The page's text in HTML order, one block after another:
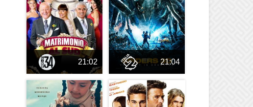
21:02 21:04